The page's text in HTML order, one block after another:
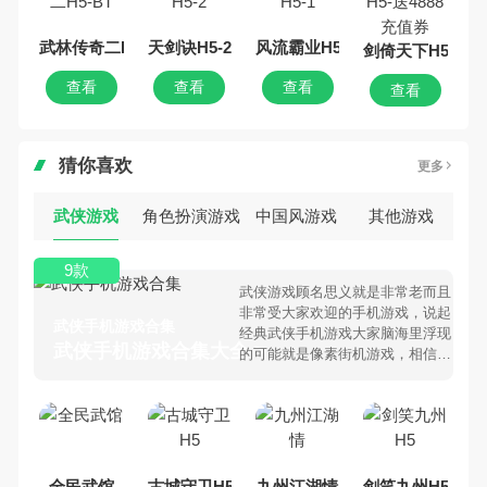
武林传奇二H5-BT
查看
天剑诀H5-2
查看
风流霸业H5-1
查看
剑倚天下H5-送
查看
猜你喜欢 更多
武侠游戏 角色扮演游戏 中国风游戏 其他游戏
武侠手机游戏合集大全 >
武侠游戏顾名思义就是非常老而且
非常受大家欢迎的手机游戏，说起
经典武侠手机游戏大家脑海里浮现
的可能就是像素街机游戏，相信很
侠手机游戏有哪些呢？游戏今天，
乐途下载站小编芒果味的怪咖给大
集，欢迎大家前来选择下载体验
9款